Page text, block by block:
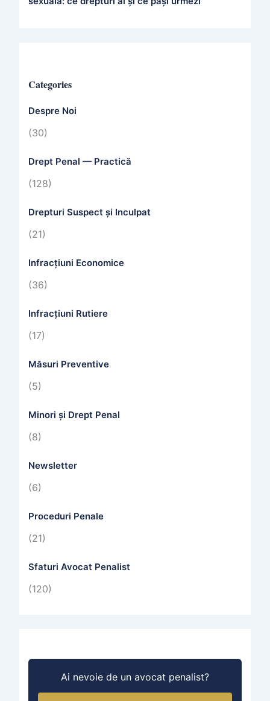
Categories
Despre Noi
(30)
Drept Penal — Practică
(128)
Drepturi Suspect și Inculpat
(21)
Infracțiuni Economice
(36)
Infracțiuni Rutiere
(17)
Măsuri Preventive
(5)
Minori și Drept Penal
(8)
Newsletter
(6)
Proceduri Penale
(21)
Sfaturi Avocat Penalist
(120)
Ai nevoie de un avocat penalist?